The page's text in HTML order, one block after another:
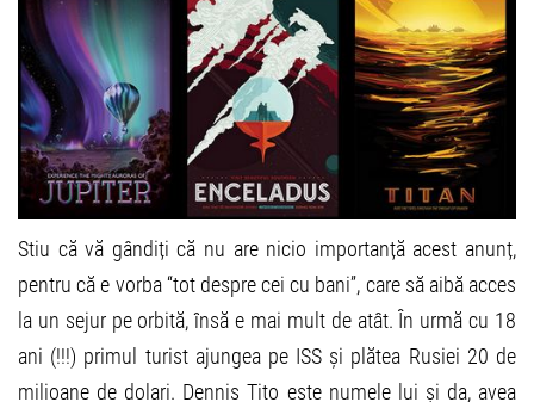
Stiu că vă gândiți că nu are nicio importanță acest anunț,
pentru că e vorba “tot despre cei cu bani”, care să aibă acces
la un sejur pe orbită, însă e mai mult de atât. În urmă cu 18
ani (!!!) primul turist ajungea pe ISS și plătea Rusiei 20 de
milioane de dolari. Dennis Tito este numele lui și da, avea